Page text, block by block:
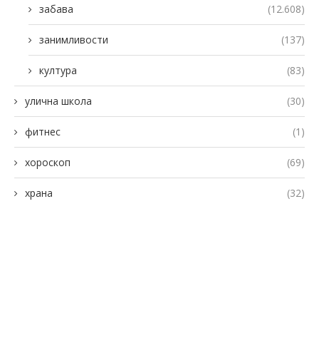
забава (12.608)
занимливости (137)
култура (83)
улична школа (30)
фитнес (1)
хороскоп (69)
храна (32)